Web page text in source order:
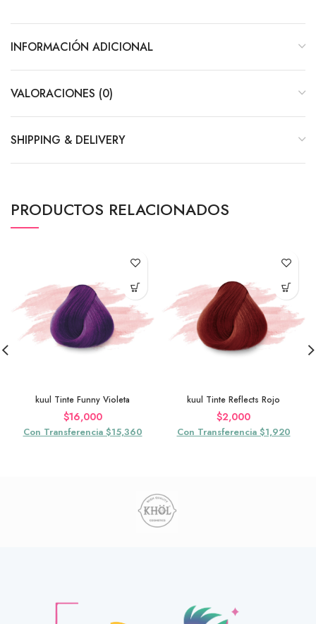
INFORMACIÓN ADICIONAL
VALORACIONES (0)
SHIPPING & DELIVERY
PRODUCTOS RELACIONADOS
kuul Tinte Funny Violeta
$16,000
Con Transferencia $15,360
kuul Tinte Reflects Rojo
$2,000
Con Transferencia $1,920